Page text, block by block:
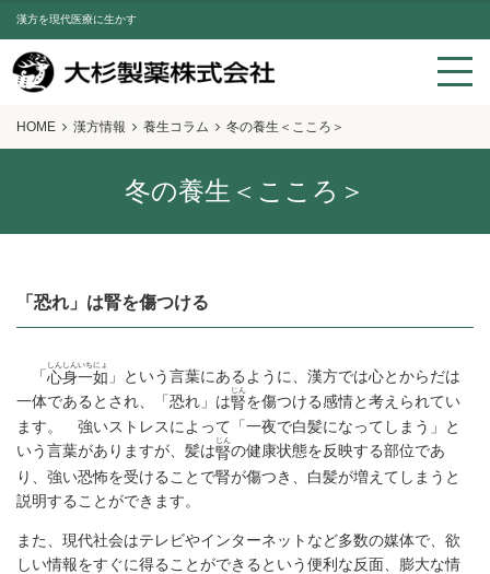
漢方を現代医療に生かす
HOME 漢方情報 養生コラム 冬の養生＜こころ＞
冬の養生＜こころ＞
「恐れ」は腎を傷つける
「心身一如
しんしんいちにょ
」という言葉にあるように、漢方では心とからだは
一体であるとされ、「恐れ」は腎
じん
を傷つける感情と考えられてい
ます。 強いストレスによって「一夜で白髪になってしまう」と
いう言葉がありますが、髪は腎
じん
の健康状態を反映する部位であ
り、強い恐怖を受けることで腎が傷つき、白髪が増えてしまうと
説明することができます。
また、現代社会はテレビやインターネットなど多数の媒体で、欲
しい情報をすぐに得ることができるという便利な反面、膨大な情